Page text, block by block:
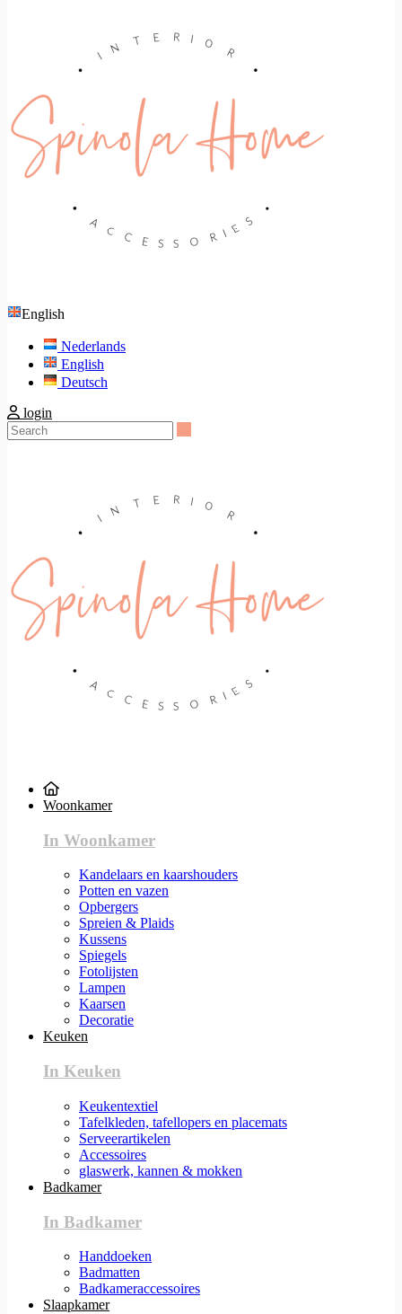
English
Nederlands
English
Deutsch
login
Woonkamer
In Woonkamer
Kandelaars en kaarshouders
Potten en vazen
Opbergers
Spreien & Plaids
Kussens
Spiegels
Fotolijsten
Lampen
Kaarsen
Decoratie
Keuken
In Keuken
Keukentextiel
Tafelkleden, tafellopers en placemats
Serveerartikelen
Accessoires
glaswerk, kannen & mokken
Badkamer
In Badkamer
Handdoeken
Badmatten
Badkameraccessoires
Slaapkamer